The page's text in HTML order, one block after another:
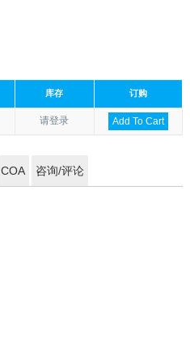
库存 订购
请登录 Add To Cart
COA 咨询/评论